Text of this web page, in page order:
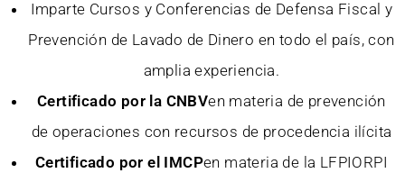
Imparte Cursos y Conferencias de Defensa Fiscal y
Prevención de Lavado de Dinero en todo el país, con
amplia experiencia.
Certificado por la CNBVen materia de prevención
de operaciones con recursos de procedencia ilícita
Certificado por el IMCPen materia de la LFPIORPI